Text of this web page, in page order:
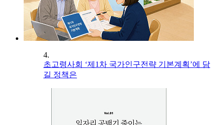
4.
초고령사회 ‘제1차 국가인구전략 기본계획’에 담
길 정책은